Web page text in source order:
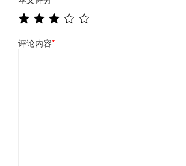
评论内容*